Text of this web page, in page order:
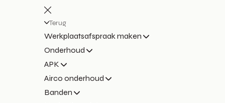
Terug
Werkplaatsafspraak maken
Onderhoud
APK
Airco onderhoud
Banden